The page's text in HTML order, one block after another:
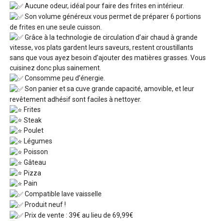
Aucune odeur, idéal pour faire des frites en intérieur.
Son volume généreux vous permet de préparer 6 portions
de frites en une seule cuisson.
Grâce à la technologie de circulation d’air chaud à grande
vitesse, vos plats gardent leurs saveurs, restent croustillants
sans que vous ayez besoin d’ajouter des matières grasses. Vous
cuisinez donc plus sainement.
Consomme peu d’énergie.
Son panier et sa cuve grande capacité, amovible, et leur
revêtement adhésif sont faciles à nettoyer.
Frites
Steak
Poulet
Légumes
Poisson
Gâteau
Pizza
Pain
Compatible lave vaisselle
Produit neuf !
Prix de vente : 39€ au lieu de 69,99€